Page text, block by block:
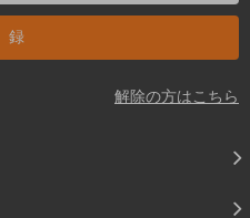
解除の方はこちら